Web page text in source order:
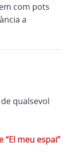
com pots
a
qualsevol
“El meu espai”